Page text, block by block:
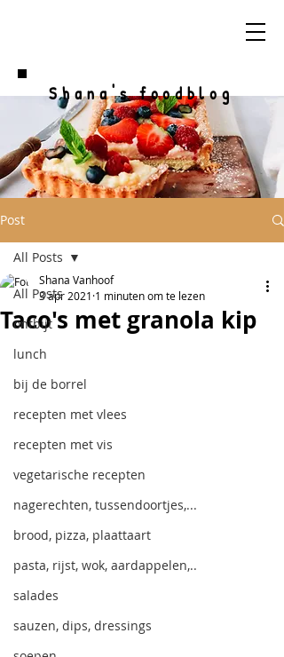
Shana's foodblog
Post
All Posts
ontbijt
lunch
bij de borrel
recepten met vlees
recepten met vis
vegetarische recepten
nagerechten, tussendoortjes,...
brood, pizza, plaattaart
pasta, rijst, wok, aardappelen,..
salades
sauzen, dips, dressings
All Posts
Taco's met granola kip
Shana Vanhoof
3 apr 2021 1 minuten om te lezen